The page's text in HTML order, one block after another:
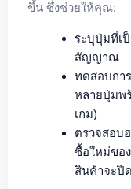
ขึ้น ซึ่งช่วยให้คุณ:
ระบุปุ่มที่เ
สัญญาณ
ทดสอบกา
หลายปุ่มพ
เกม)
ตรวจสอบ
ซื้อใหม่ขอ
สินค้าจะปิด